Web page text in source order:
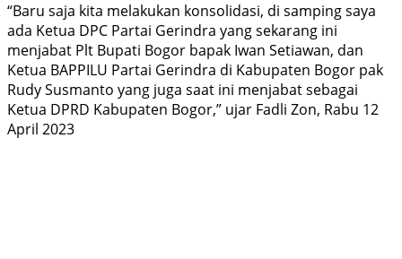
“Baru saja kita melakukan konsolidasi, di samping saya
ada Ketua DPC Partai Gerindra yang sekarang ini
menjabat Plt Bupati Bogor bapak Iwan Setiawan, dan
Ketua BAPPILU Partai Gerindra di Kabupaten Bogor pak
Rudy Susmanto yang juga saat ini menjabat sebagai
Ketua DPRD Kabupaten Bogor,” ujar Fadli Zon, Rabu 12
April 2023